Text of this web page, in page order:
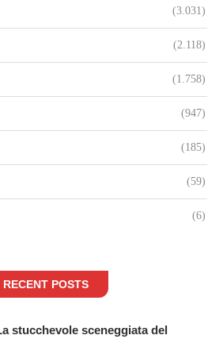
(3.031)
(2.118)
(1.758)
(947)
(185)
(59)
(6)
RECENT POSTS
stucchevole sceneggiata del